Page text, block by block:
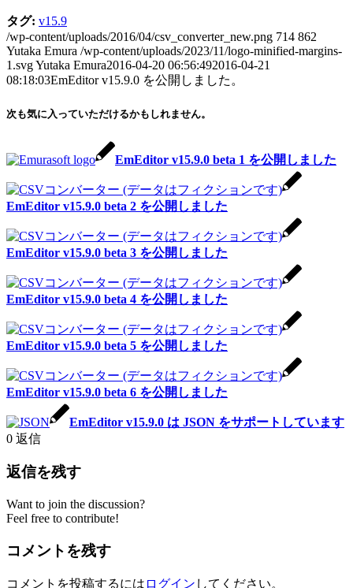
タグ: v15.9
/wp-content/uploads/2016/04/csv_converter_new.png 714 862
Yutaka Emura /wp-content/uploads/2023/11/logo-minified-margins-
1.svgYutaka Emura2016-04-20 06:56:492016-04-21
08:18:03EmEditor v15.9.0 を公開しました。
次も気に入っていただけるかもしれません。
EmEditor v15.9.0 beta 1 を公開しました
EmEditor v15.9.0 beta 2 を公開しました
EmEditor v15.9.0 beta 3 を公開しました
EmEditor v15.9.0 beta 4 を公開しました
EmEditor v15.9.0 beta 5 を公開しました
EmEditor v15.9.0 beta 6 を公開しました
EmEditor v15.9.0 は JSON をサポートしています
0 返信
返信を残す
Want to join the discussion?
Feel free to contribute!
コメントを残す
コメントを投稿するには ログイン してください。